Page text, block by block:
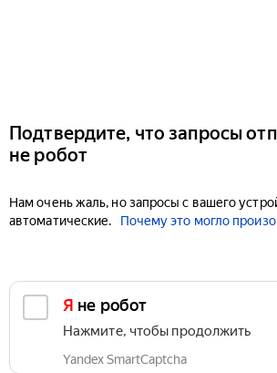
Подтвердите, что запросы
не робот
Нам очень жаль, но запросы с вашего
автоматические.
Почему это могло
Я не робот
Нажмите, чтобы продолжить
Yandex SmartCaptcha